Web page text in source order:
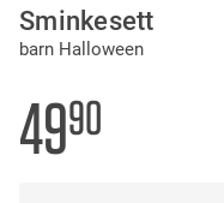
Sminkesett
barn Halloween
4990
to
the
of
the
images